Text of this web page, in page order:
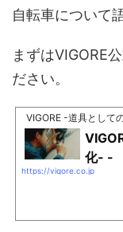
自転車について
まずはVIGORE
ださい。
VIGORE -道具として
化- -
https://vigore.co.jp